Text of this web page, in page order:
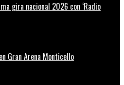
gira nacional 2026 con ‘Radio
Gran Arena Monticello